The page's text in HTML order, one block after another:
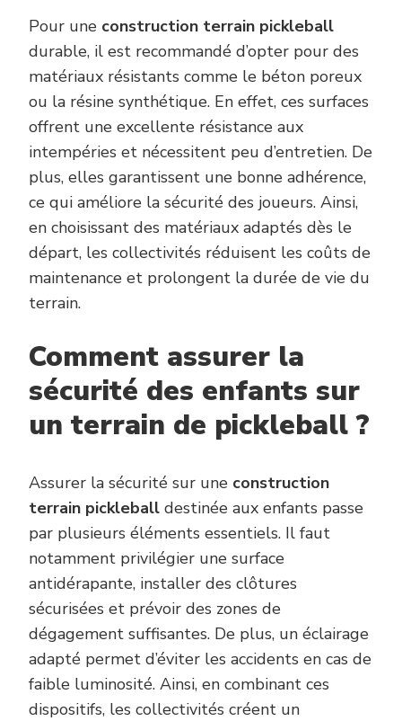
Pour une construction terrain pickleball
durable, il est recommandé d’opter pour des
matériaux résistants comme le béton poreux
ou la résine synthétique. En effet, ces surfaces
offrent une excellente résistance aux
intempéries et nécessitent peu d’entretien. De
plus, elles garantissent une bonne adhérence,
ce qui améliore la sécurité des joueurs. Ainsi,
en choisissant des matériaux adaptés dès le
départ, les collectivités réduisent les coûts de
maintenance et prolongent la durée de vie du
terrain.
Comment assurer la
sécurité des enfants sur
un terrain de pickleball ?
Assurer la sécurité sur une construction
terrain pickleball destinée aux enfants passe
par plusieurs éléments essentiels. Il faut
notamment privilégier une surface
antidérapante, installer des clôtures
sécurisées et prévoir des zones de
dégagement suffisantes. De plus, un éclairage
adapté permet d’éviter les accidents en cas de
faible luminosité. Ainsi, en combinant ces
dispositifs, les collectivités créent un